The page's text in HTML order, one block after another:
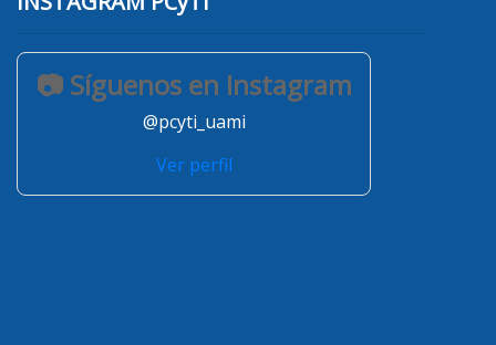
📷 Síguenos en Instagram
@pcyti_uami
Ver perfil